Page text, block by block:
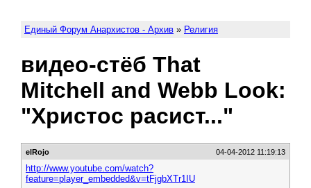
Единый Форум Анархистов - Архив » Религия
видео-стёб That
Mitchell and Webb Look:
"Христос расист..."
elRojo 04-04-2012 11:19:13
http://www.youtube.com/watch?
feature=player_embedded&v=tFjgbXTr1IU